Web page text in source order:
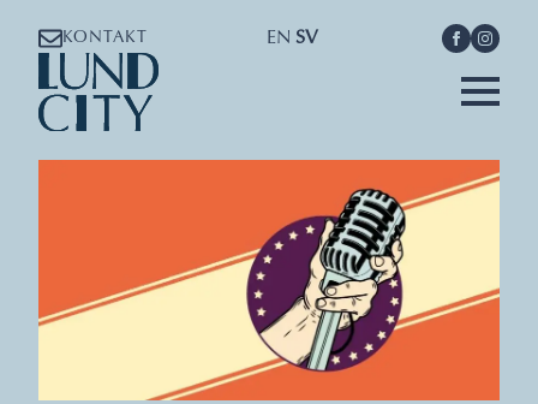
KONTAKT EN SV